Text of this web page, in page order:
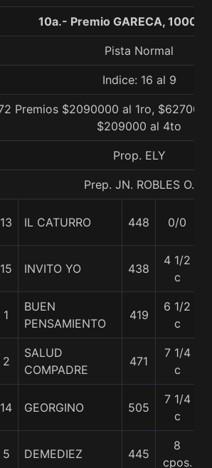
10a.- Premio GARECA, 1000
Pista Normal
Indice: 16 al 9
Premios $2090000 al 1ro,
$209000 al 4to
Prop. ELY
Prep. JN. ROBLES O.
13 IL CATURRO 448 0/0
15 INVITO YO 438
4 1/2
c
1
BUEN
PENSAMIENTO
419
6 1/2
c
2
SALUD
COMPADRE
471
7 1/4
c
14 GEORGINO 505
7 1/4
c
5 DEMEDIEZ 445
8
cpos.